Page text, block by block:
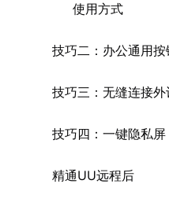
使用方式
技巧二：办公通用按
技巧三：无缝连接外
技巧四：一键隐私屏
精通UU远程后